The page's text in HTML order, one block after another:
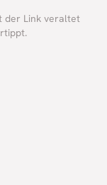
der Link veraltet